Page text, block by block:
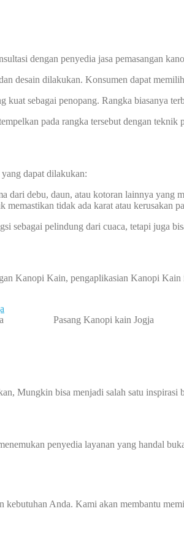
dengan penyedia jasa pemasangan
desain dilakukan. Konsumen dapat
kuat sebagai penopang. Rangka biasanya
pada rangka tersebut dengan
dapat dilakukan:
dari debu, daun, atau kotoran lainnya yang
memastikan tidak ada karat atau kerusakan
sebagai pelindung dari cuaca, tetapi juga
Kanopi Kain, pengaplikasian Kanopi
Pasang Kanopi kain Jogja
Mungkin bisa menjadi salah satu inspirasi
penyedia layanan yang handal
Anda. Kami akan membantu